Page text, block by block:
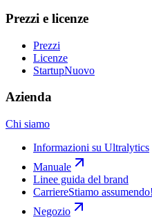
Prezzi e licenze
Prezzi
Licenze
StartupNuovo
Azienda
Chi siamo
Informazioni su Ultralytics
Manuale
Linee guida del brand
CarriereStiamo assumendo!
Negozio